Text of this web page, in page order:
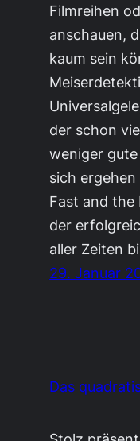
Filmreihen
anschauen,
kaum sein
der schon
weniger
sich
Fast and the
der
aller Zeiten
29. Januar
Das